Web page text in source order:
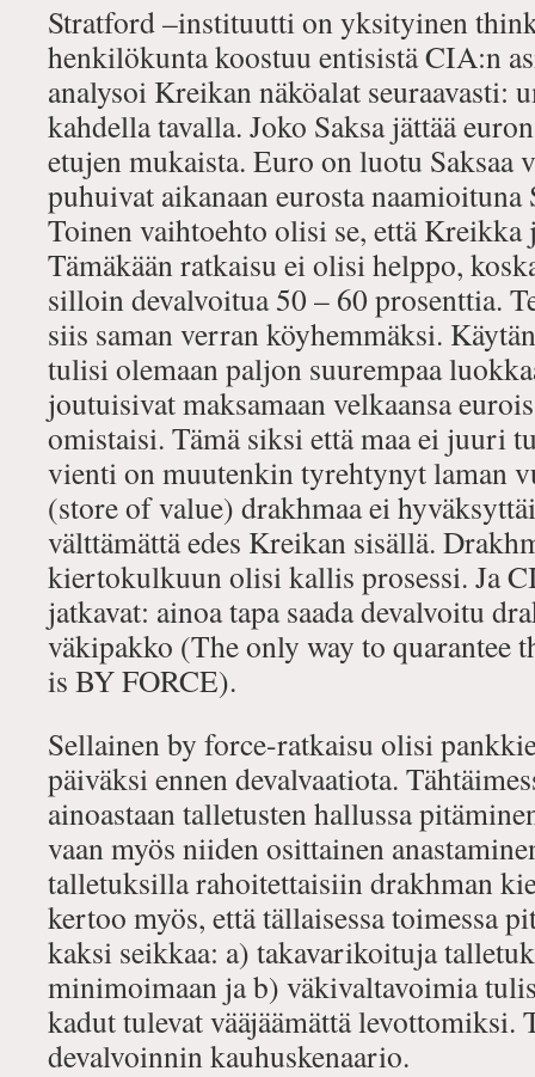
Stratford –instituutti on yksityinen
henkilökunta koostuu entisistä CIA:n
analysoi Kreikan näköalat seuraavasti:
kahdella tavalla. Joko Saksa jättää
etujen mukaista. Euro on luotu Saksaa
puhuivat aikanaan eurosta naamioituna
Toinen vaihtoehto olisi se, että Kreikka
Tämäkään ratkaisu ei olisi helppo,
silloin devalvoitua 50 – 60 prosenttia.
siis saman verran köyhemmäksi.
tulisi olemaan paljon suurempaa
joutuisivat maksamaan velkaansa
omistaisi. Tämä siksi että maa ei juuri
vienti on muutenkin tyrehtynyt laman
(store of value) drakhmaa ei
välttämättä edes Kreikan sisällä.
kiertokulkuun olisi kallis prosessi. Ja
jatkavat: ainoa tapa saada devalvoitu
väkipakko (The only way to quarantee
is BY FORCE).
Sellainen by force-ratkaisu olisi
päiväksi ennen devalvaatiota.
ainoastaan talletusten hallussa
vaan myös niiden osittainen
talletuksilla rahoitettaisiin drakhman
kertoo myös, että tällaisessa toimessa
kaksi seikkaa: a) takavarikoituja
minimoimaan ja b) väkivaltavoimia
kadut tulevat vääjäämättä levottomiksi.
devalvoinnin kauhuskenaario.